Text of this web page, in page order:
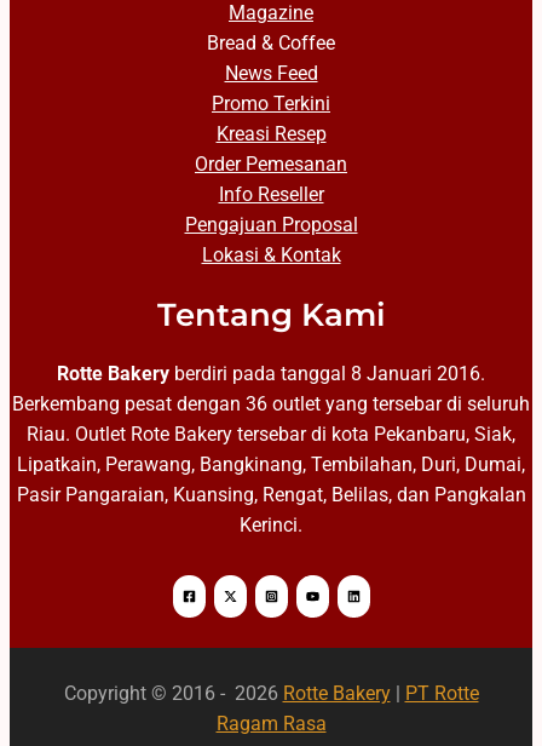
Magazine
Bread & Coffee
News Feed
Promo Terkini
Kreasi Resep
Order Pemesanan
Info Reseller
Pengajuan Proposal
Lokasi & Kontak
Tentang Kami
Rotte Bakery berdiri pada tanggal 8 Januari 2016.
Berkembang pesat dengan 36 outlet yang tersebar di seluruh
Riau. Outlet Rote Bakery tersebar di kota Pekanbaru, Siak,
Lipatkain, Perawang, Bangkinang, Tembilahan, Duri, Dumai,
Pasir Pangaraian, Kuansing, Rengat, Belilas, dan Pangkalan
Kerinci.
Copyright © 2016 - 2026 Rotte Bakery| PT Rotte
Ragam Rasa